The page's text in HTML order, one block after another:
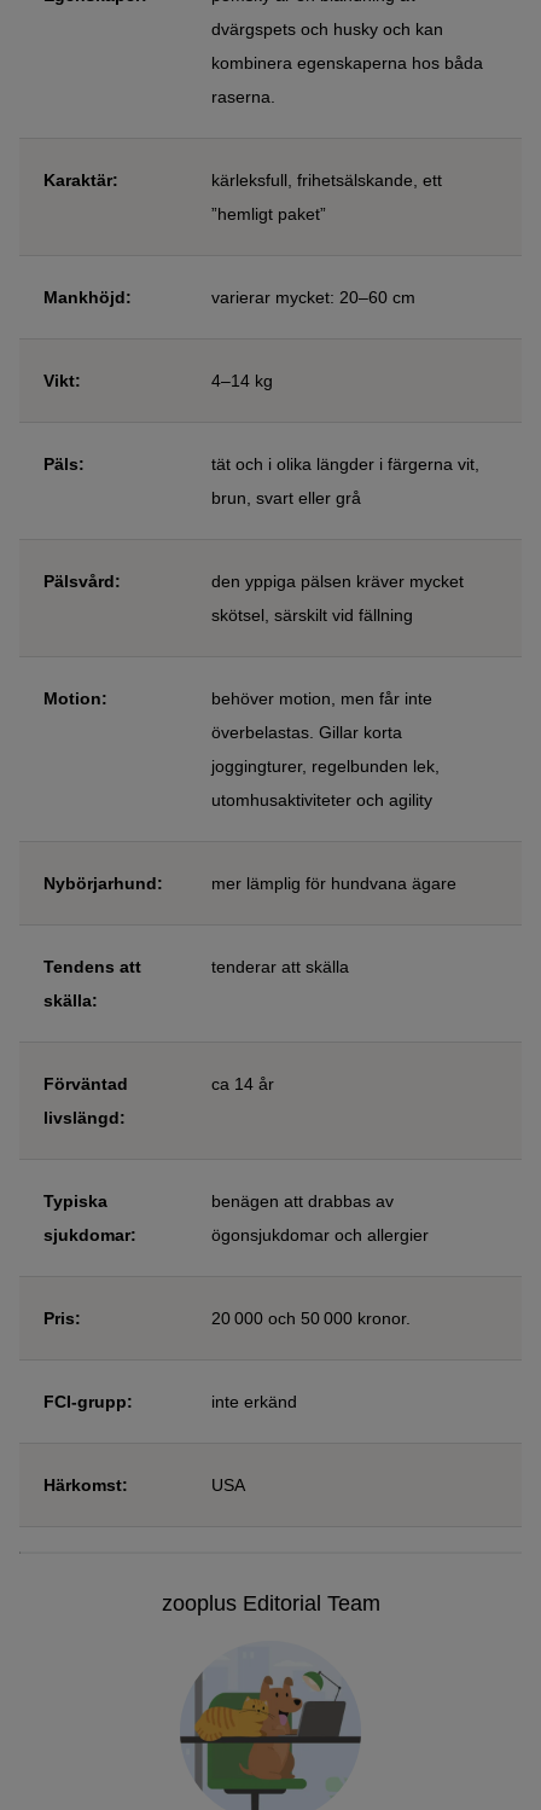
dvärgspets och husky och kan
kombinera egenskaperna hos båda
raserna.
Karaktär:
kärleksfull, frihetsälskande, ett
”hemligt paket”
Mankhöjd: varierar mycket: 20–60 cm
Vikt: 4–14 kg
Päls:
tät och i olika längder i färgerna vit,
brun, svart eller grå
Pälsvård:
den yppiga pälsen kräver mycket
skötsel, särskilt vid fällning
Motion:
behöver motion, men får inte
överbelastas. Gillar korta
joggingturer, regelbunden lek,
utomhusaktiviteter och agility
Nybörjarhund: mer lämplig för hundvana ägare
Tendens att
skälla:
tenderar att skälla
Förväntad
livslängd:
ca 14 år
Typiska
sjukdomar:
benägen att drabbas av
ögonsjukdomar och allergier
Pris: 20 000 och 50 000 kronor.
FCI-grupp: inte erkänd
Härkomst: USA
zooplus Editorial Team